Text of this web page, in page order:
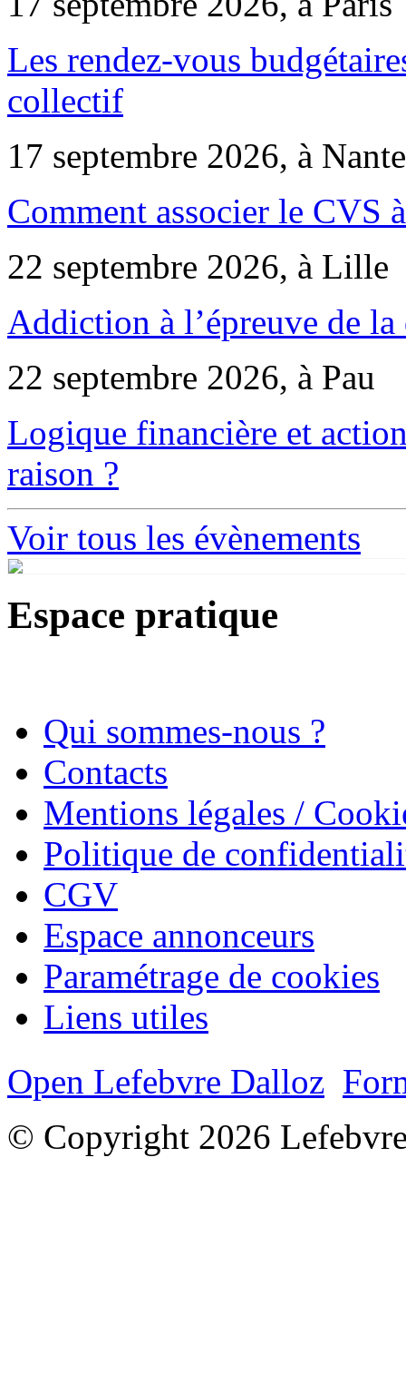
Les rendez-vous
collectif
17 septembre 2026, à
Comment associer le CVS
22 septembre 2026, à Lille
Addiction à l’épreuve de
22 septembre 2026, à Pau
Logique financière et
raison ?
Voir tous les évènements
Espace pratique
Qui sommes-nous ?
Contacts
Mentions légales /
Politique de
CGV
Espace annonceurs
Paramétrage de cookies
Liens utiles
Open Lefebvre Dalloz
© Copyright 2026